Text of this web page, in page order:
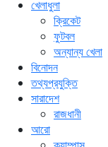
খেলাধুলা
ক্রিকেট
ফুটবল
অন্যান্য খেলা
বিনোদন
তথ্যপ্রযুক্তি
সারাদেশ
রাজধানী
আরো